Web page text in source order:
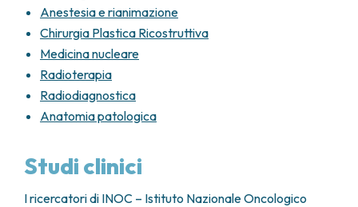
Anestesia e rianimazione
Chirurgia Plastica Ricostruttiva
Medicina nucleare
Radioterapia
Radiodiagnostica
Anatomia patologica
Studi clinici
I ricercatori di INOC – Istituto Nazionale Oncologico